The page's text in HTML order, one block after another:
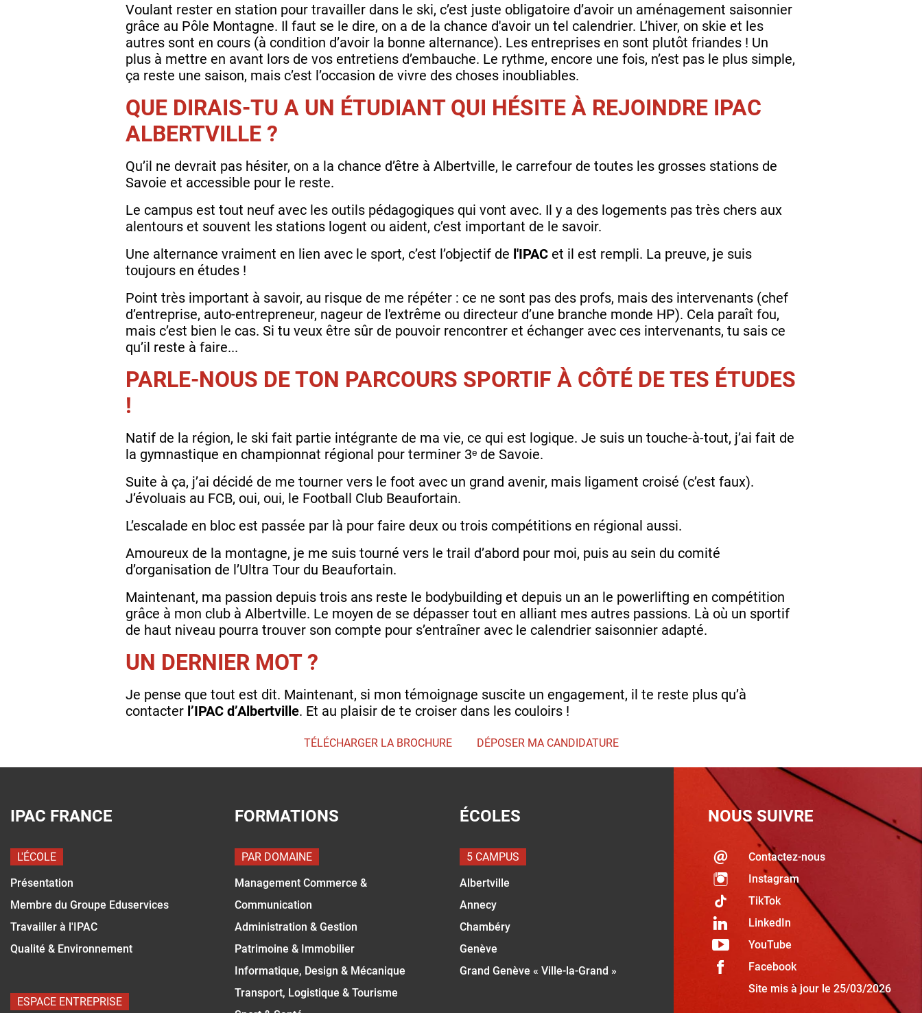
Voulant rester en station pour travailler dans le ski, c’est juste obligatoire d’avoir un aménagement saisonnier
grâce au Pôle Montagne. Il faut se le dire, on a de la chance d'avoir un tel calendrier. L’hiver, on skie et les
autres sont en cours (à condition d’avoir la bonne alternance). Les entreprises en sont plutôt friandes ! Un
plus à mettre en avant lors de vos entretiens d’embauche. Le rythme, encore une fois, n’est pas le plus simple,
ça reste une saison, mais c’est l’occasion de vivre des choses inoubliables.
QUE DIRAIS-TU A UN ÉTUDIANT QUI HÉSITE À REJOINDRE IPAC
ALBERTVILLE ?
Qu’il ne devrait pas hésiter, on a la chance d’être à Albertville, le carrefour de toutes les grosses stations de
Savoie et accessible pour le reste.
Le campus est tout neuf avec les outils pédagogiques qui vont avec. Il y a des logements pas très chers aux
alentours et souvent les stations logent ou aident, c’est important de le savoir.
Une alternance vraiment en lien avec le sport, c’est l’objectif de l'IPAC et il est rempli. La preuve, je suis
toujours en études !
Point très important à savoir, au risque de me répéter : ce ne sont pas des profs, mais des intervenants (chef
d’entreprise, auto-entrepreneur, nageur de l'extrême ou directeur d’une branche monde HP). Cela paraît fou,
mais c’est bien le cas. Si tu veux être sûr de pouvoir rencontrer et échanger avec ces intervenants, tu sais ce
qu’il reste à faire...
PARLE-NOUS DE TON PARCOURS SPORTIF À CÔTÉ DE TES ÉTUDES
!
Natif de la région, le ski fait partie intégrante de ma vie, ce qui est logique. Je suis un touche-à-tout, j’ai fait de
la gymnastique en championnat régional pour terminer 3ᵉ de Savoie.
Suite à ça, j’ai décidé de me tourner vers le foot avec un grand avenir, mais ligament croisé (c’est faux).
J’évoluais au FCB, oui, oui, le Football Club Beaufortain.
L’escalade en bloc est passée par là pour faire deux ou trois compétitions en régional aussi.
Amoureux de la montagne, je me suis tourné vers le trail d’abord pour moi, puis au sein du comité
d’organisation de l’Ultra Tour du Beaufortain.
Maintenant, ma passion depuis trois ans reste le bodybuilding et depuis un an le powerlifting en compétition
grâce à mon club à Albertville. Le moyen de se dépasser tout en alliant mes autres passions. Là où un sportif
de haut niveau pourra trouver son compte pour s’entraîner avec le calendrier saisonnier adapté.
UN DERNIER MOT ?
Je pense que tout est dit. Maintenant, si mon témoignage suscite un engagement, il te reste plus qu’à
contacter l’IPAC d’Albertville. Et au plaisir de te croiser dans les couloirs !
TÉLÉCHARGER LA BROCHURE DÉPOSER MA CANDIDATURE
IPAC FRANCE
L'ÉCOLE
Présentation
Membre du Groupe Eduservices
Travailler à l'IPAC
Qualité & Environnement
ESPACE ENTREPRISE
FORMATIONS
PAR DOMAINE
Management Commerce &
Communication
Administration & Gestion
Patrimoine & Immobilier
Informatique, Design & Mécanique
Transport, Logistique & Tourisme
ÉCOLES
5 CAMPUS
Albertville
Annecy
Chambéry
Genève
Grand Genève « Ville-la-Grand »
NOUS SUIVRE
Contactez-nous
Instagram
TikTok
LinkedIn
YouTube
Facebook
Site mis à jour le 25/03/2026